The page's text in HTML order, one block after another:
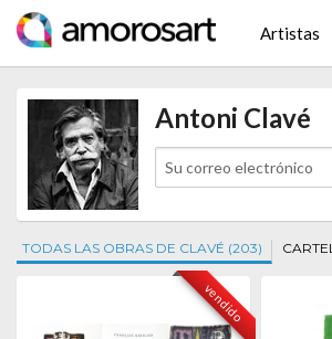
Artistas
Antoni Clavé
TODAS LAS OBRAS DE CLAVÉ (203)
vendido